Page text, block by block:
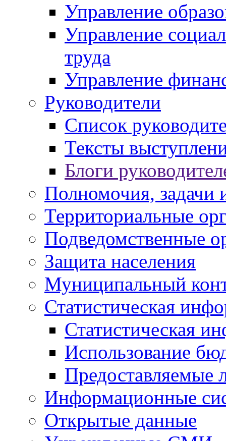
Управление
Управление
труда
Управление
Руководители
Список
Тексты
Блоги
Полномочия, задачи
Территориальные
Подведомственные
Защита населения
Муниципальный
Статистическая
Статистическая
Использование
Предоставляемые
Информационные
Открытые данные